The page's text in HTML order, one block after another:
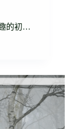
的初…